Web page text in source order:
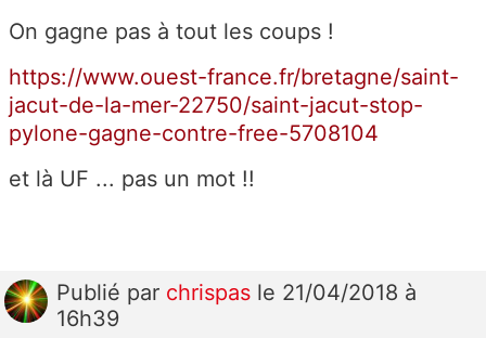
On gagne pas à tout les coups !
https://www.ouest-france.fr/bretagne/saint-
jacut-de-la-mer-22750/saint-jacut-stop-
pylone-gagne-contre-free-5708104
et là UF ... pas un mot !!
Publié par chrispas le 21/04/2018 à
16h39